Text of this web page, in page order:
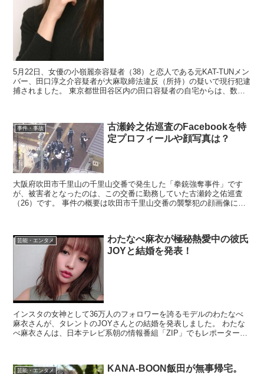
5月22日、女優の小嶺麗奈容疑者（38）と恋人である元KAT-TUNメン
バー、田口淳之介容疑者が大麻取締法違反（所持）の疑いで現行犯逮
捕されました。 東京都世田谷区内の田口容疑者の自宅からは、数グ
事件・事故
古瀬鈴之佑巡査のFacebookを特
定プロフィールや顔写真は？
大阪府吹田市千里山の千里山交番で発生した「拳銃強奪事件」です
が、被害者となったのは、この交番に勤務していた古瀬鈴之佑巡査
（26）です。 事件の概要は吹田市千里山交番の襲撃犯の顔画像につ
芸能・エンタメ
わたなべ麻衣が極秘熱愛中の彼氏
JOYと結婚を発表！
インスタの女神として36万人のフォロワーを誇るモデルのわたなべ
麻衣さんが、タレントのJOYさんとの結婚を発表しました。 わたな
べ麻衣さんは、日本テレビ系朝の情報番組「ZIP」でもレポーターと
芸能・エンタメ
KANA-BOON飯田が無事帰宅。